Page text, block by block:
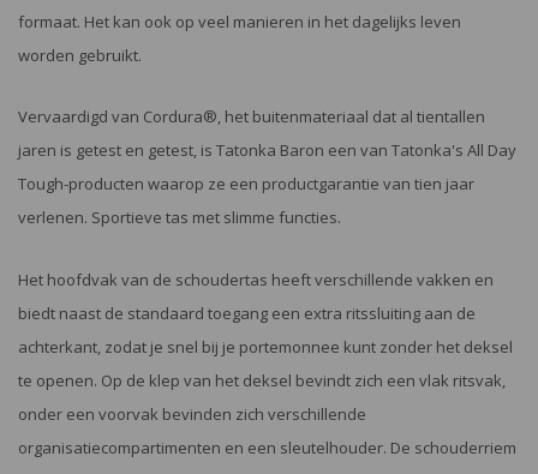
formaat. Het kan ook op veel manieren in het dagelijks leven
worden gebruikt.
Vervaardigd van Cordura®, het buitenmateriaal dat al tientallen
jaren is getest en getest, is Tatonka Baron een van Tatonka's All Day
Tough-producten waarop ze een productgarantie van tien jaar
verlenen. Sportieve tas met slimme functies.
Het hoofdvak van de schoudertas heeft verschillende vakken en
biedt naast de standaard toegang een extra ritssluiting aan de
achterkant, zodat je snel bij je portemonnee kunt zonder het deksel
te openen. Op de klep van het deksel bevindt zich een vlak ritsvak,
onder een voorvak bevinden zich verschillende
organisatiecompartimenten en een sleutelhouder. De schouderriem